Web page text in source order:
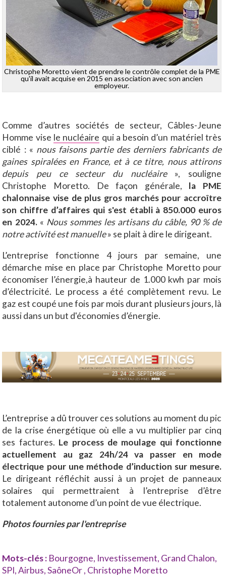
Christophe Moretto vient de prendre le contrôle complet de la PME
qu'il avait acquise en 2015 en association avec son ancien
employeur.
Comme d’autres sociétés de secteur, Câbles-Jeune
Homme vise le nucléaire qui a besoin d’un matériel très
ciblé : « nous faisons partie des derniers fabricants de
gaines spiralées en France, et à ce titre, nous attirons
depuis peu ce secteur du nucléaire», souligne
Christophe Moretto. De façon générale, la PME
chalonnaise vise de plus gros marchés pour accroître
son chiffre d’affaires qui s'est établi à 850.000 euros
en 2024.« Nous sommes les artisans du câble, 90 % de
notre activité est manuelle» se plait à dire le dirigeant.
L’entreprise fonctionne 4 jours par semaine, une
démarche mise en place par Christophe Moretto pour
économiser l’énergie,à hauteur de 1.000 kwh par mois
d’électricité. Le process a été complètement revu. Le
gaz est coupé une fois par mois durant plusieurs jours, là
aussi dans un but d'économies d’énergie.
L’entreprise a dû trouver ces solutions au moment du pic
de la crise énergétique où elle a vu multiplier par cinq
ses factures. Le process de moulage qui fonctionne
actuellement au gaz 24h/24 va passer en mode
électrique pour une méthode d’induction sur mesure.
Le dirigeant réfléchit aussi à un projet de panneaux
solaires qui permettraient à l’entreprise d’être
totalement autonome d’un point de vue électrique.
Photos fournies par l'entreprise
Mots-clés : Bourgogne, Investissement, Grand Chalon,
SPI,Airbus,SaôneOr, Christophe Moretto